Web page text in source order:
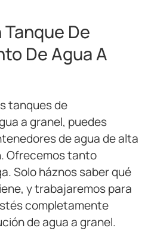
De
De Agua A
tanques de
a granel, puedes
de agua de alta
Ofrecemos tanto
Solo háznos saber qué
y trabajaremos para
completamente
de agua a granel.